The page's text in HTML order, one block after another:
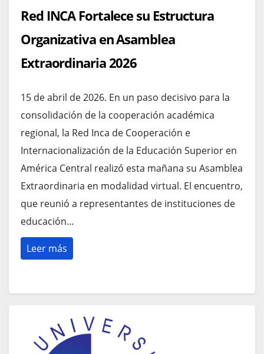
Red INCA Fortalece su Estructura
Organizativa en Asamblea
Extraordinaria 2026
15 de abril de 2026. En un paso decisivo para la
consolidación de la cooperación académica
regional, la Red Inca de Cooperación e
Internacionalización de la Educación Superior en
América Central realizó esta mañana su Asamblea
Extraordinaria en modalidad virtual. El encuentro,
que reunió a representantes de instituciones de
educación…
Leer más